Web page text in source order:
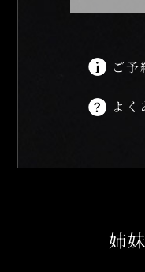
ご予
よく
姉